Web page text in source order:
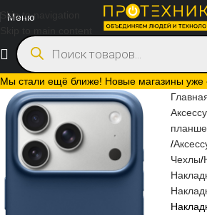
Skip to navigation
Мы стали ещё ближе! Новые магазины уже
Меню
Чехлы